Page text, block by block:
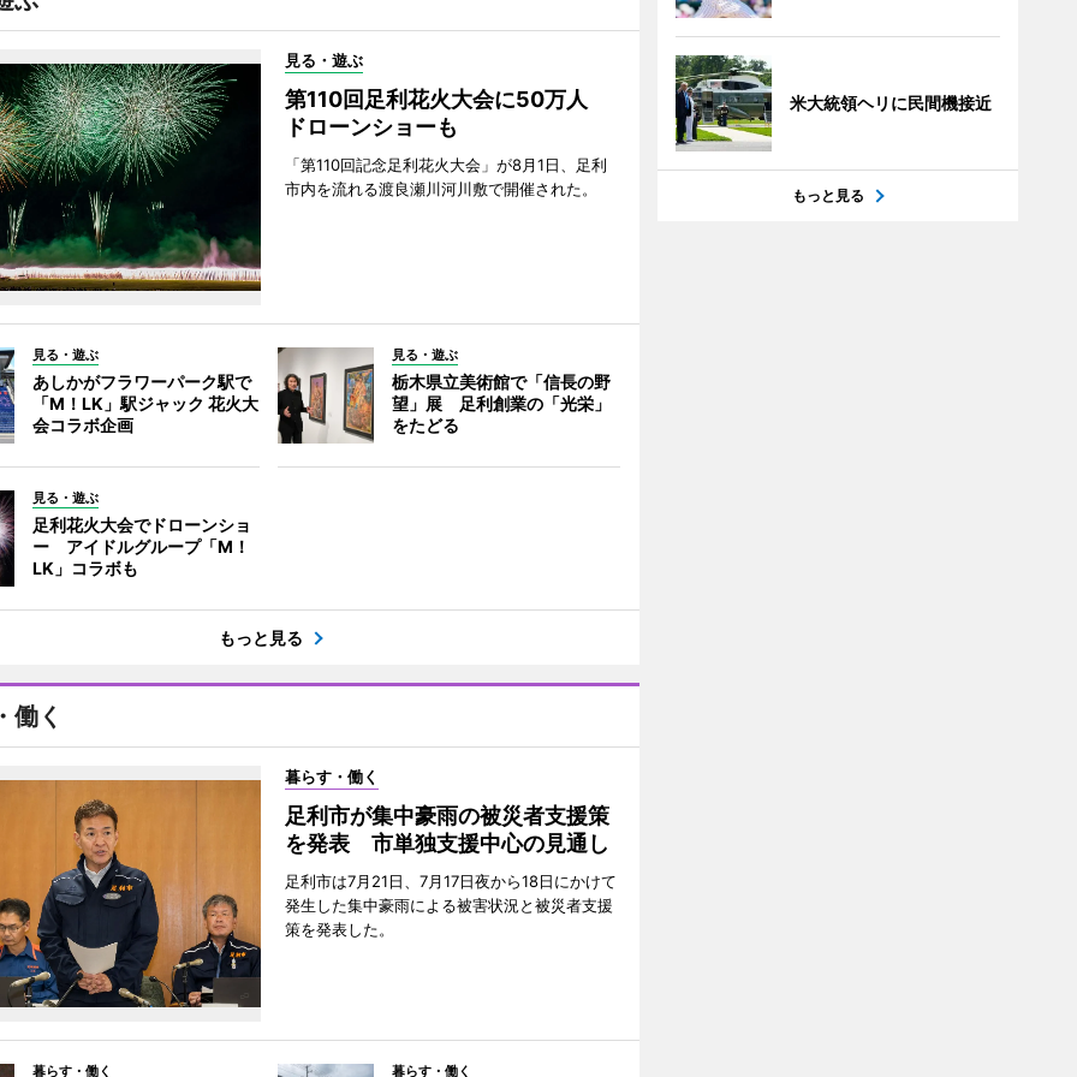
見る・遊ぶ
第110回足利花火大会に50万人
ドローンショーも
「第110回記念足利花火大会」が8月1日、足利
市内を流れる渡良瀬川河川敷で開催された。
見る・遊ぶ
あしかがフラワーパーク駅で
「M！LK」駅ジャック 花火大
会コラボ企画
見る・遊ぶ
栃木県立美術館で「信長の野
望」展 足利創業の「光栄」
をたどる
見る・遊ぶ
足利花火大会でドローンショ
ー アイドルグループ「M！
LK」コラボも
もっと見る
働く
暮らす・働く
足利市が集中豪雨の被災者支援策
を発表 市単独支援中心の見通し
足利市は7月21日、7月17日夜から18日にかけて
発生した集中豪雨による被害状況と被災者支援
策を発表した。
暮らす・働く 暮らす・働く
米大統領ヘリに民間機接近
もっと見る